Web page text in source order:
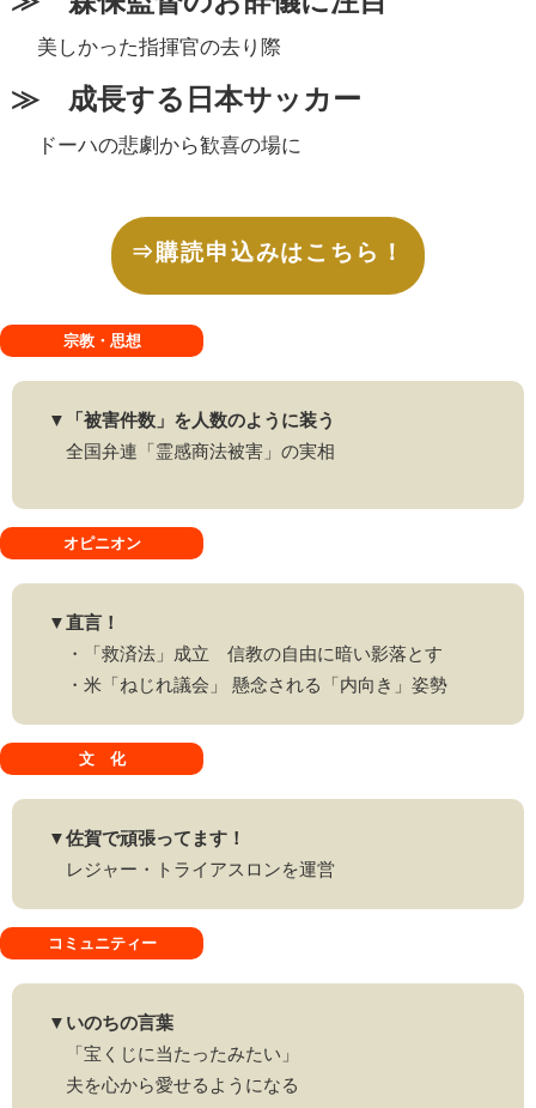
美しかった指揮官の去り際
≫ 成長する日本サッカー
ドーハの悲劇から歓喜の場に
⇒購読申込みはこちら！
宗教・思想
▼「被害件数」を人数のように装う
全国弁連「霊感商法被害」の実相
オピニオン
▼直言！
・「救済法」成立 信教の自由に暗い影落とす
・米「ねじれ議会」 懸念される「内向き」姿勢
文 化
▼佐賀で頑張ってます！
レジャー・トライアスロンを運営
コミュニティー
▼いのちの言葉
「宝くじに当たったみたい」
夫を心から愛せるようになる